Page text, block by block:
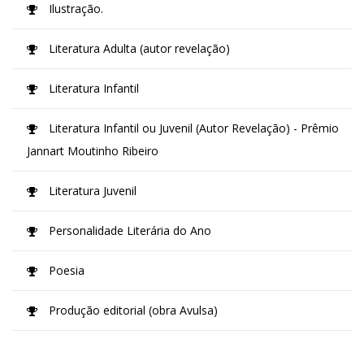
Ilustração.
Literatura Adulta (autor revelação)
Literatura Infantil
Literatura Infantil ou Juvenil (Autor Revelação) - Prêmio
Jannart Moutinho Ribeiro
Literatura Juvenil
Personalidade Literária do Ano
Poesia
Produção editorial (obra Avulsa)